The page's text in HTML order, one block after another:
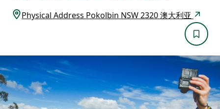
Physical Address Pokolbin NSW 2320 澳大利亚